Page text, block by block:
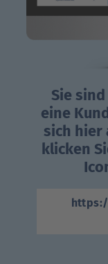
Sie
eine
sich hier
klicken